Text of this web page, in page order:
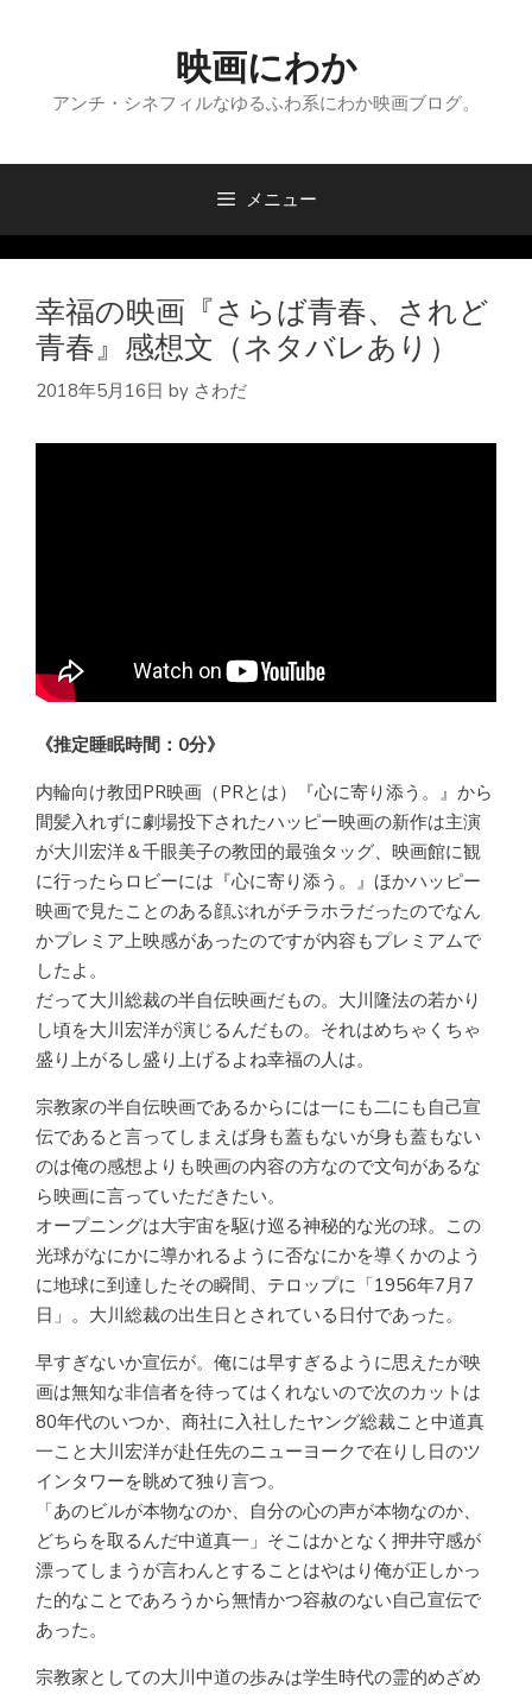
へ
映画にわか
アンチ・シネフィルなゆるふわ系にわか映画ブログ。
メニュー
幸福の映画『さらば青春、されど
青春』感想文（ネタバレあり）
2018年5月16日 by さわだ
《推定睡眠時間：0分》
内輪向け教団PR映画（PRとは）『心に寄り添う。』から
間髪入れずに劇場投下されたハッピー映画の新作は主演
が大川宏洋＆千眼美子の教団的最強タッグ、映画館に観
に行ったらロビーには『心に寄り添う。』ほかハッピー
映画で見たことのある顔ぶれがチラホラだったのでなん
かプレミア上映感があったのですが内容もプレミアムで
したよ。
だって大川総裁の半自伝映画だもの。大川隆法の若かり
し頃を大川宏洋が演じるんだもの。それはめちゃくちゃ
盛り上がるし盛り上げるよね幸福の人は。
宗教家の半自伝映画であるからには一にも二にも自己宣
伝であると言ってしまえば身も蓋もないが身も蓋もない
のは俺の感想よりも映画の内容の方なので文句があるな
ら映画に言っていただきたい。
オープニングは大宇宙を駆け巡る神秘的な光の球。この
光球がなにかに導かれるように否なにかを導くかのよう
に地球に到達したその瞬間、テロップに「1956年7月7
日」。大川総裁の出生日とされている日付であった。
早すぎないか宣伝が。俺には早すぎるように思えたが映
画は無知な非信者を待ってはくれないので次のカットは
80年代のいつか、商社に入社したヤング総裁こと中道真
一こと大川宏洋が赴任先のニューヨークで在りし日のツ
インタワーを眺めて独り言つ。
「あのビルが本物なのか、自分の心の声が本物なのか、
どちらを取るんだ中道真一」そこはかとなく押井守感が
漂ってしまうが言わんとすることはやはり俺が正しかっ
た的なことであろうから無情かつ容赦のない自己宣伝で
あった。
宗教家としての大川中道の歩みは学生時代の霊的めざめ